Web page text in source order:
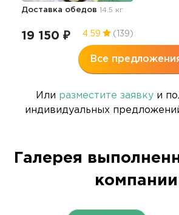
Доставка обедов 14.5 кг
19 150 ₽ 4.59 (139)
Все
Или разместите заявкуи
индивидуальных
Галерея
компании